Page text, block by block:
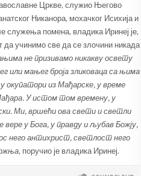
Цркве, служио Његово
Никанора, мохачког Исихија и
служења помена, владика Иринеј је,
да учинимо све да се злочини никада
не призивамо никакву освету
или мањег броја зликоваца са њима
окупатори из Мађарске, у време
У истом том времену, у
Ми, вршећи ова свети и светли
вере у Бога, у правду и љубав Божју,
него антихрист, светлост него
, поручио је владика Иринеј.